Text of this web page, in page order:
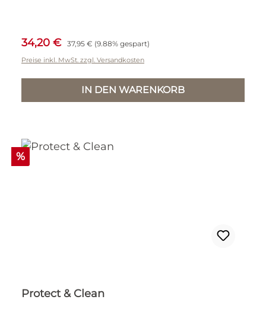
Verkaufspreis:
34,20 € Regulärer Preis:
37,95 € (9.88% gespart)
Preise inkl. MwSt. zzgl. Versandkosten
IN DEN WARENKORB
Rabatt
%
Protect & Clean